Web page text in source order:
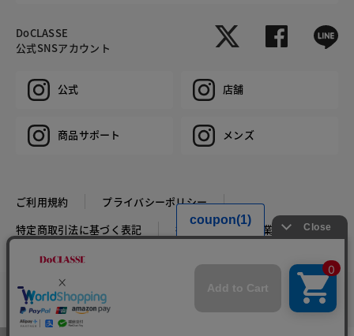
カラー・サイズを選択する
DoCLASSE
公式SNSアカウント
公式 店舗
商品サポート メンズ
ご利用規約
プライバシーポリシー
特定商取引法に基づく表記
推奨環境 企業情報
COPYRIGHT © DoCLASSE ALL RIGHTS RESERVED.